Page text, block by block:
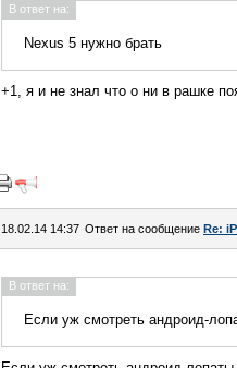
В ответ на:
Nexus 5 нужно брать
+1, я и не знал что о ни в рашке
18.02.14 14:37 Ответ на сообщение Re:
В ответ на:
Если уж смотреть андроид-